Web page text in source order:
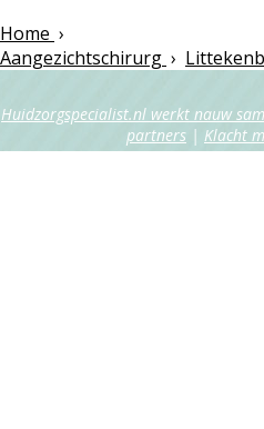
Home ›
Aangezichtschirurg ›
Huidzorgspecialist.nl werkt nauw
partners | Klacht